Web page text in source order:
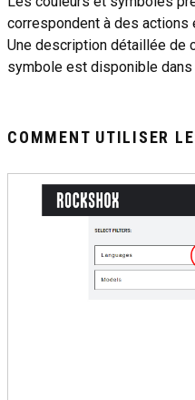
correspondent à des
Une description détaillée de
symbole est disponible
COMMENT UTILISER